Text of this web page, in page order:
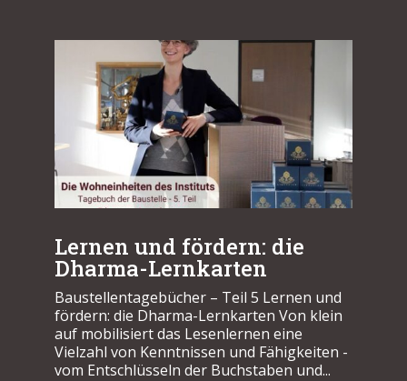
Lernen und fördern: die
Dharma-Lernkarten
Baustellentagebücher – Teil 5 Lernen und
fördern: die Dharma-Lernkarten Von klein
auf mobilisiert das Lesenlernen eine
Vielzahl von Kenntnissen und Fähigkeiten -
vom Entschlüsseln der Buchstaben und...